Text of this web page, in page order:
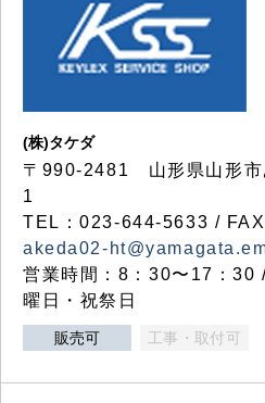
(株)タケダ
〒990-2481 山形県山形市
1
TEL：023-644-5633 /
akeda02-
営業時間：8：30〜17：30
曜日・祝祭日
販売可 工事・取付可